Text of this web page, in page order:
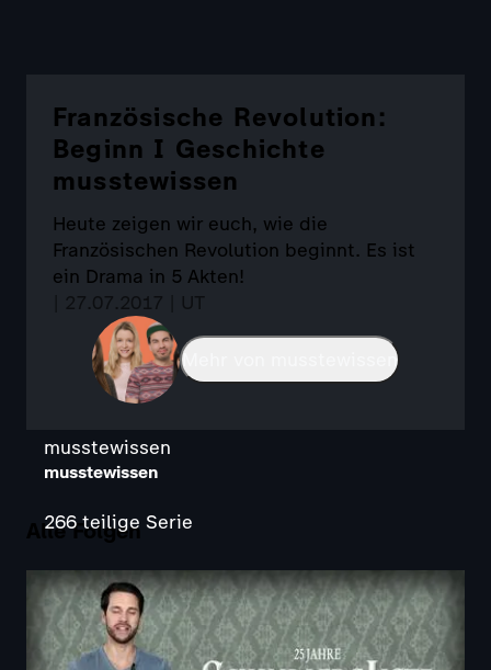
Französische Revolution:
Beginn I Geschichte
musstewissen
Heute zeigen wir euch, wie die
Französischen Revolution beginnt. Es ist
ein Drama in 5 Akten!
| 27.07.2017 | UT
Mehr von musstewissen
Alle Folgen
musstewissen
musstewissen
266 teilige Serie